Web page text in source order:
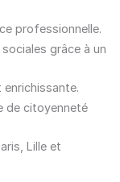
professionnelle.
grâce à un
enrichissante.
de citoyenneté
Lille et